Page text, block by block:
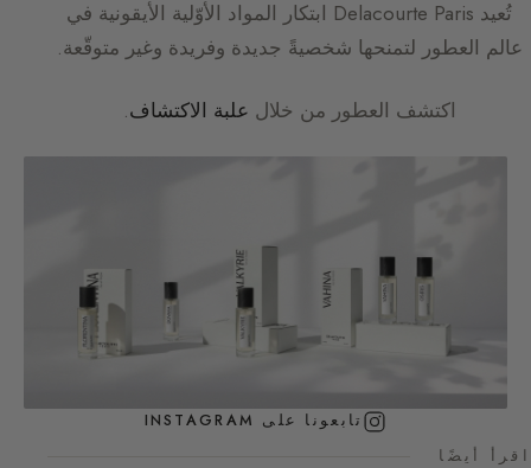
تُعيد Delacourte Paris ابتكار المواد الأوّلية الأيقونية في
عالم العطور لتمنحها شخصيةً جديدة وفريدة وغير متوقّعة.
اكتشف العطور من خلال علبة الاكتشاف.
تابعونا على INSTAGRAM
اقرأ أيضًا